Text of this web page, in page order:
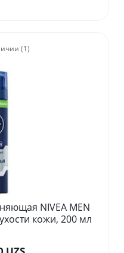
(1)
NIVEA MEN
кожи, 200 мл